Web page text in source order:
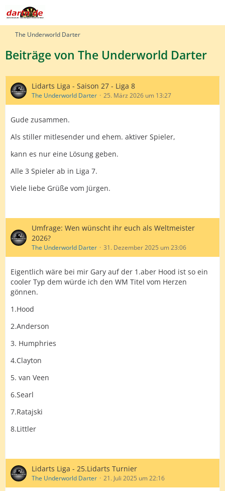
The Underworld Darter
Beiträge von The Underworld Darter
Lidarts Liga - Saison 27 - Liga 8
The Underworld Darter 25. März 2026 um 13:27
Gude zusammen.
Als stiller mitlesender und ehem. aktiver Spieler,
kann es nur eine Lösung geben.
Alle 3 Spieler ab in Liga 7.
Viele liebe Grüße vom Jürgen.
Umfrage: Wen wünscht ihr euch als Weltmeister
2026?
The Underworld Darter 31. Dezember 2025 um 23:06
Eigentlich wäre bei mir Gary auf der 1.aber Hood ist so ein
cooler Typ dem würde ich den WM Titel vom Herzen
gönnen.
1.Hood
2.Anderson
3. Humphries
4.Clayton
5. van Veen
6.Searl
7.Ratajski
8.Littler
Lidarts Liga - 25.Lidarts Turnier
The Underworld Darter 21. Juli 2025 um 22:16